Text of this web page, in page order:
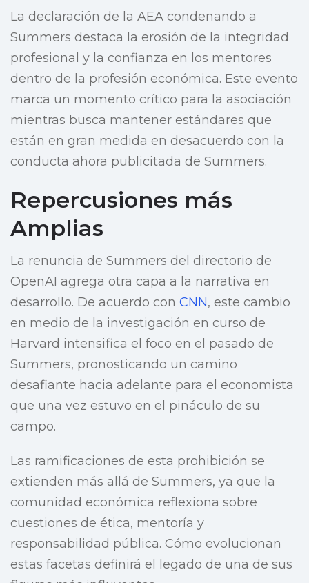
La declaración de la AEA condenando a
Summers destaca la erosión de la integridad
profesional y la confianza en los mentores
dentro de la profesión económica. Este evento
marca un momento crítico para la asociación
mientras busca mantener estándares que
están en gran medida en desacuerdo con la
conducta ahora publicitada de Summers.
Repercusiones más
Amplias
La renuncia de Summers del directorio de
OpenAI agrega otra capa a la narrativa en
desarrollo. De acuerdo con CNN, este cambio
en medio de la investigación en curso de
Harvard intensifica el foco en el pasado de
Summers, pronosticando un camino
desafiante hacia adelante para el economista
que una vez estuvo en el pináculo de su
campo.
Las ramificaciones de esta prohibición se
extienden más allá de Summers, ya que la
comunidad económica reflexiona sobre
cuestiones de ética, mentoría y
responsabilidad pública. Cómo evolucionan
estas facetas definirá el legado de una de sus